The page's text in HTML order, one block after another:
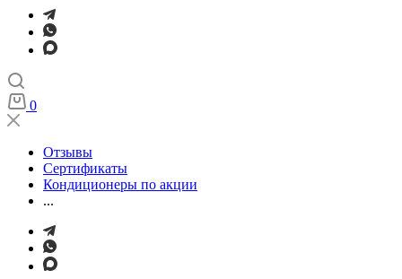
0
Отзывы
Сертификаты
Кондиционеры по акции
...